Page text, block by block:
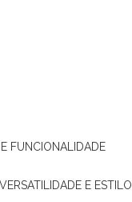
FUNCIONALIDADE
E ESTILO